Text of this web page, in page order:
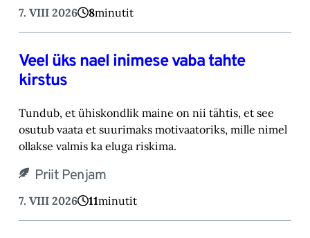
7. VIII 2026 8minutit
Veel üks nael inimese vaba tahte
kirstus
Tundub, et ühiskondlik maine on nii tähtis, et see
osutub vaata et suurimaks motivaatoriks, ‎mille nimel
ollakse valmis ka eluga riskima.‎
Priit Penjam
7. VIII 2026 11minutit